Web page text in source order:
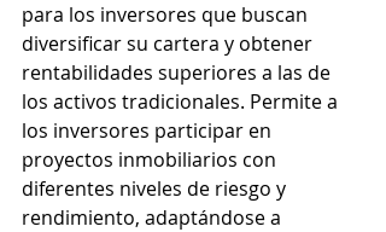
para los inversores que buscan
diversificar su cartera y obtener
rentabilidades superiores a las de
los activos tradicionales. Permite a
los inversores participar en
proyectos inmobiliarios con
diferentes niveles de riesgo y
rendimiento, adaptándose a